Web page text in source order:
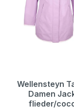
Wellensteyn
Damen
flieder/